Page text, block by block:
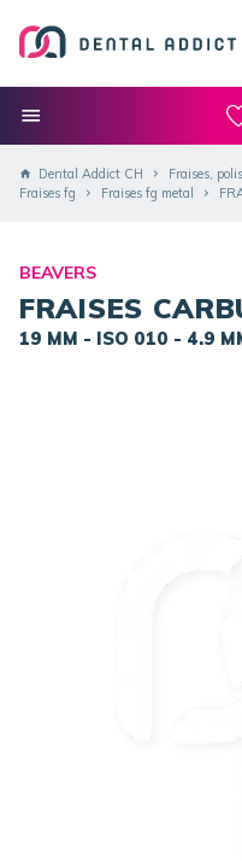
Dental Addict CH Fraises,
Fraises fg
Fraises fg metal
BEAVERS
FRAISES
19 MM - ISO 010 - 4.9